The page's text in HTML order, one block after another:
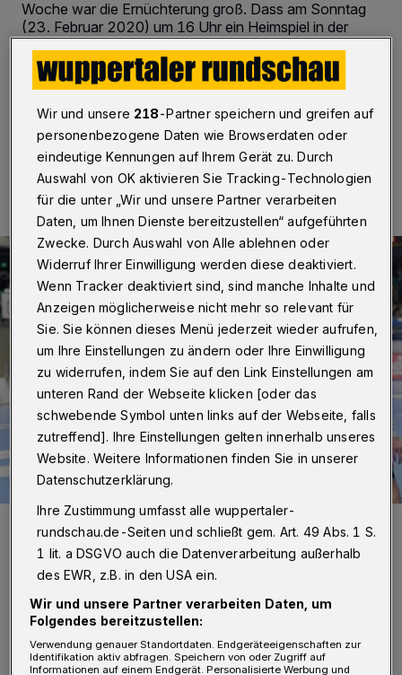
Woche war die Ernüchterung groß. Dass am Sonntag
(23. Februar 2020) um 16 Uhr ein Heimspiel in der
Hannover-Burgdorf wartet allerdings ein extrem starker
Gegner.
21.02.2020 , 14:35 Uhr 3 Minuten Lesezeit
Szene gegen Hannover aus dem Dezember 2018.
Foto: Dirk Freund
usverkauft wird die Klingenhalle am
Wir und unsere 218-Partner speichern und greifen auf
personenbezogene Daten wie Browserdaten oder
eindeutige Kennungen auf Ihrem Gerät zu. Durch
Auswahl von OK aktivieren Sie Tracking-Technologien
für die unter „Wir und unsere Partner verarbeiten
Daten, um Ihnen Dienste bereitzustellen“ aufgeführten
Zwecke. Durch Auswahl von Alle ablehnen oder
Widerruf Ihrer Einwilligung werden diese deaktiviert.
Wenn Tracker deaktiviert sind, sind manche Inhalte und
Anzeigen möglicherweise nicht mehr so relevant für
Sie. Sie können dieses Menü jederzeit wieder aufrufen,
um Ihre Einstellungen zu ändern oder Ihre Einwilligung
zu widerrufen, indem Sie auf den Link Einstellungen am
unteren Rand der Webseite klicken [oder das
schwebende Symbol unten links auf der Webseite, falls
zutreffend]. Ihre Einstellungen gelten innerhalb unseres
Website. Weitere Informationen finden Sie in unserer
Datenschutzerklärung.
Ihre Zustimmung umfasst alle wuppertaler-
rundschau.de-Seiten und schließt gem. Art. 49 Abs. 1 S.
1 lit. a DSGVO auch die Datenverarbeitung außerhalb
des EWR, z.B. in den USA ein.
Wir und unsere Partner verarbeiten Daten, um
Folgendes bereitzustellen:
Verwendung genauer Standortdaten. Endgeräteeigenschaften zur
Identifikation aktiv abfragen. Speichern von oder Zugriff auf
Informationen auf einem Endgerät. Personalisierte Werbung und